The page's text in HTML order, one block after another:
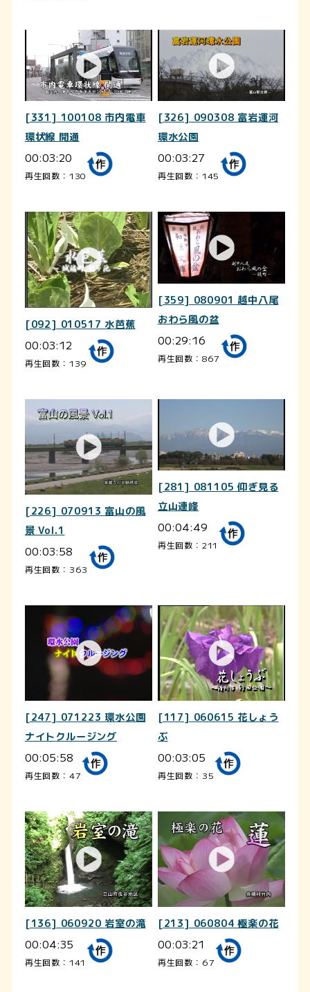
[331] 100108 市内電車
環状線 開通
00:03:20
再生回数：130
[326] 090308 富岩運河
環水公園
00:03:27
再生回数：145
[092] 010517 水芭蕉
00:03:12
再生回数：139
[359] 080901 越中八尾
おわら風の盆
00:29:16
再生回数：867
[226] 070913 富山の風
景 Vol.1
00:03:58
再生回数：363
[281] 081105 仰ぎ見る
立山連峰
00:04:49
再生回数：211
[247] 071223 環水公園
ナイトクルージング
00:05:58
再生回数：47
[117] 060615 花しょう
ぶ
00:03:05
再生回数：35
[136] 060920 岩室の滝
00:04:35
再生回数：141
[213] 060804 極楽の花
00:03:21
再生回数：67